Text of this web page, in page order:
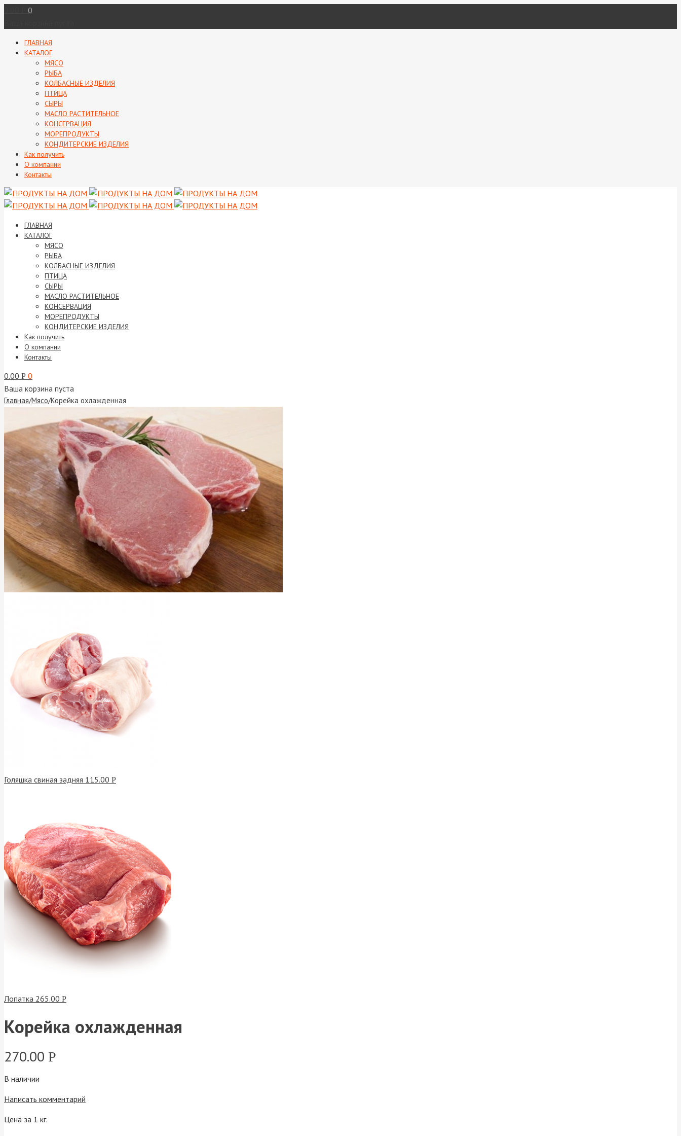
0
ГЛАВНАЯ
КАТАЛОГ
МЯСО
РЫБА
КОЛБАСНЫЕ ИЗДЕЛИЯ
ПТИЦА
СЫРЫ
МАСЛО РАСТИТЕЛЬНОЕ
КОНСЕРВАЦИЯ
МОРЕПРОДУКТЫ
КОНДИТЕРСКИЕ ИЗДЕЛИЯ
Как получить
О компании
Контакты
ГЛАВНАЯ
КАТАЛОГ
МЯСО
РЫБА
КОЛБАСНЫЕ ИЗДЕЛИЯ
ПТИЦА
СЫРЫ
МАСЛО РАСТИТЕЛЬНОЕ
КОНСЕРВАЦИЯ
МОРЕПРОДУКТЫ
КОНДИТЕРСКИЕ ИЗДЕЛИЯ
Как получить
О компании
Контакты
0.00 Р 0
Ваша корзина пуста
Главная/Мясо/Корейка охлажденная
Голяшка свиная задняя 115.00 Р
Лопатка 265.00 Р
Корейка охлажденная
270.00 Р
В наличии
Написать комментарий
Цена за 1 кг.